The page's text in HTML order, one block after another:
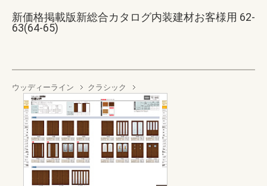
新価格掲載版新総合カタログ内装建材お客様用 62-
63(64-65)
ウッディーライン クラシック